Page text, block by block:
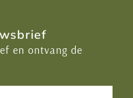
en ontvang de